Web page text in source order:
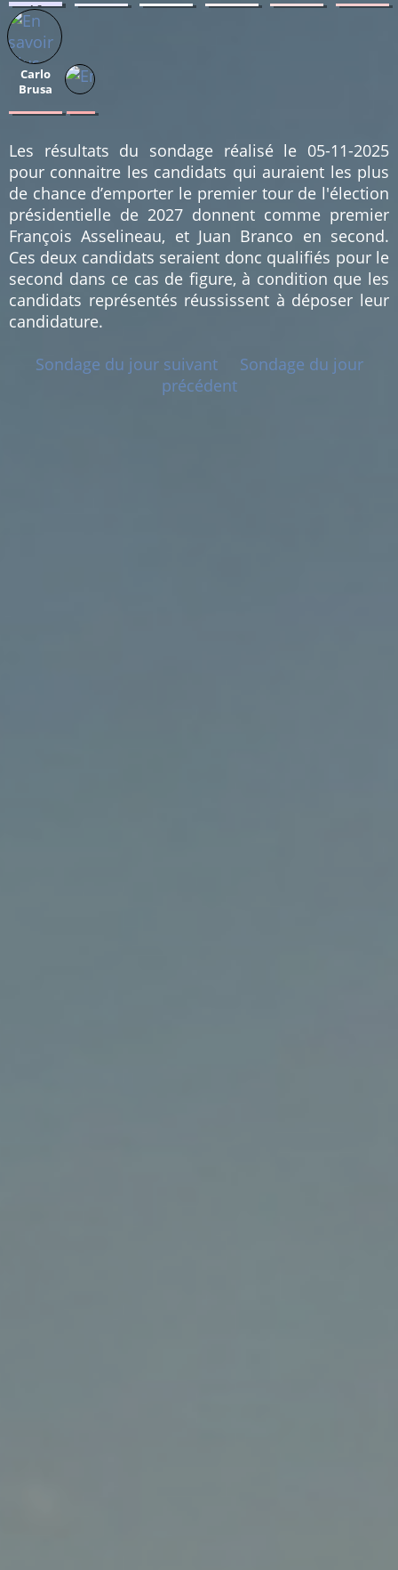
1.3
%
0.65
0.65
0.65
0.65
0.65
Carlo
Brusa
0.65
0.65
(1)
Les résultats du sondage réalisé le 05-11-2025
pour connaitre les candidats qui auraient les plus
de chance d’emporter le premier tour de l'élection
présidentielle de 2027 donnent comme premier
François Asselineau, et Juan Branco en second.
Ces deux candidats seraient donc qualifiés pour le
second dans ce cas de figure, à condition que les
candidats représentés réussissent à déposer leur
candidature.
Sondage du jour suivant
Sondage du jour
précédent